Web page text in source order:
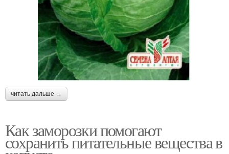
читать дальше →
Как заморозки помогают
сохранить питательные вещества в